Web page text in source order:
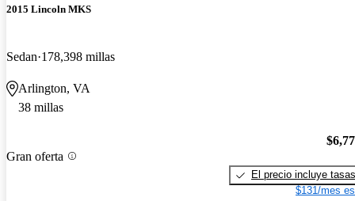
2015 Lincoln MKS
Sedan 178,398 millas
Arlington, VA
38 millas
Gran oferta
El precio incluye tasas
$131/mes